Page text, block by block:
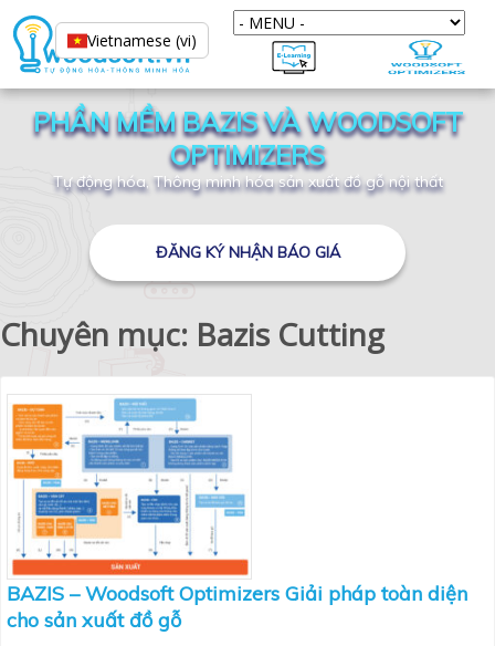
PHẦN MỀM BAZIS VÀ WOODSOFT
OPTIMIZERS
Tự động hóa, Thông minh hóa sản xuất đồ gỗ nội thất
ĐĂNG KÝ NHẬN BÁO GIÁ
Chuyên mục: Bazis Cutting
BAZIS – Woodsoft Optimizers Giải pháp toàn diện
cho sản xuất đồ gỗ
Vietnamese (vi)